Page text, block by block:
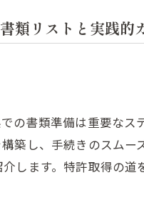
類リストと実践的
の書類準備は重要な
築し、手続きのスム
します。特許取得の道